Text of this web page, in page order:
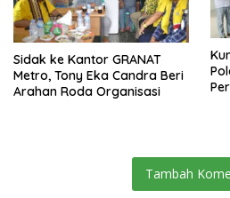
‎Sidak ke Kantor GRANAT
Metro, Tony Eka Candra Beri
Arahan Roda Organisasi
Tambah